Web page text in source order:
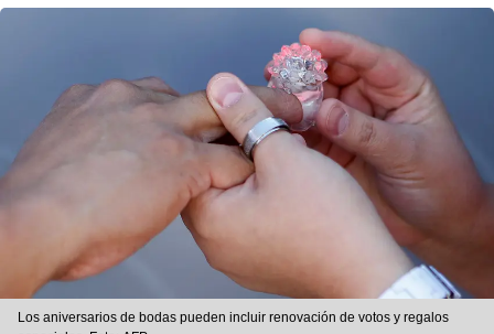
Los aniversarios de bodas pueden incluir renovación de votos y regalos